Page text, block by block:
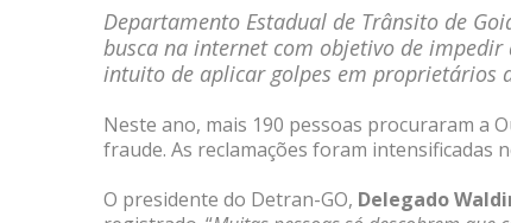
Departamento Estadual de Trânsito de
busca na internet com objetivo de
intuito de aplicar golpes em proprietários
Neste ano, mais 190 pessoas procuraram a
fraude. As reclamações foram intensificadas
O presidente do Detran-GO, Delegado